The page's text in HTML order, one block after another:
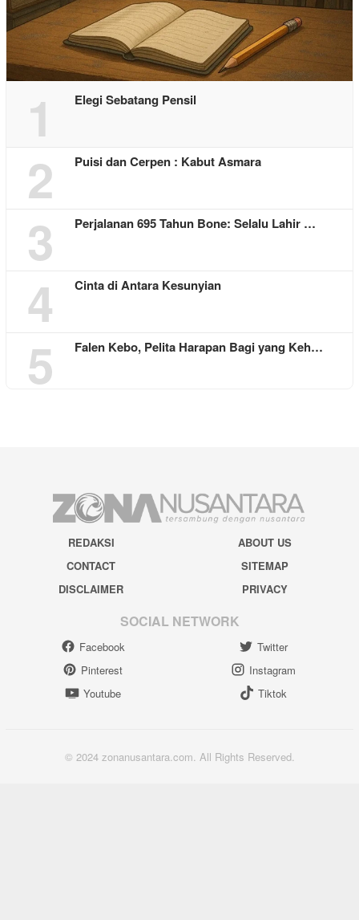
1 Elegi Sebatang Pensil
2 Puisi dan Cerpen : Kabut Asmara
3 Perjalanan 695 Tahun Bone: Selalu Lahir …
4 Cinta di Antara Kesunyian
5 Falen Kebo, Pelita Harapan Bagi yang Keh…
REDAKSI
ABOUT US
CONTACT
SITEMAP
DISCLAIMER
PRIVACY
SOCIAL NETWORK
Facebook
Twitter
Pinterest
Instagram
Youtube
Tiktok
© 2024 zonanusantara.com. All Rights Reserved.